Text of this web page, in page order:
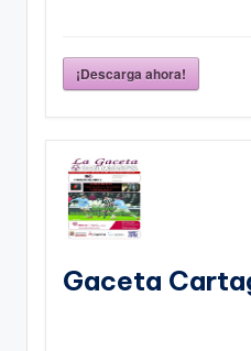
¡Descarga ahora!
Gaceta